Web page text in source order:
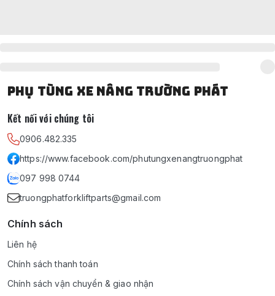
PHỤ TÙNG XE NÂNG TRƯỜNG PHÁT
Kết nối với chúng tôi
0906.482.335
https://www.facebook.com/phutungxenangtruongphat
097 998 0744
truongphatforkliftparts@gmail.com
Chính sách
Liên hệ
Chính sách thanh toán
Chính sách vận chuyển & giao nhận